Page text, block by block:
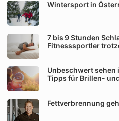
Wintersport in
7 bis 9 Stunden
Fitnesssportler
Unbeschwert sehen
Tipps für Brillen-
Fettverbrennung